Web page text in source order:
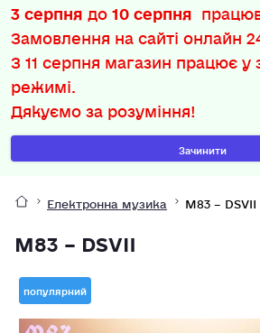
3 серпня до10 серпня
Замовлення на сайті онлайн
З11 серпня магазин працює у
режимі.
Дякуємо за розуміння!
Зачинити
Електронна музика M83 – DSVII
M83 – DSVII
популярний